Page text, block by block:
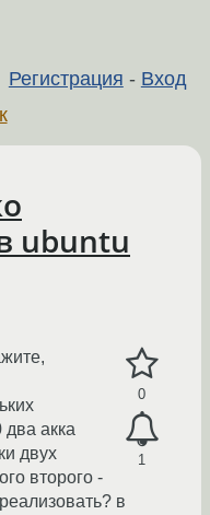
Регистрация - Вход
ubuntu
0
1
два акка
двух
второго -
в